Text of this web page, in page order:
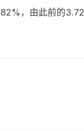
82% ，由此前的3.72